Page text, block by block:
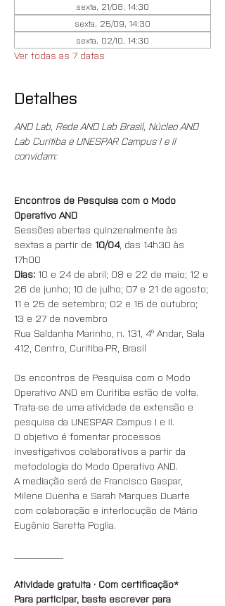
sexta, 21/08, 14:30
sexta, 25/09, 14:30
sexta, 02/10, 14:30
Ver todas as 7 datas
Detalhes
AND Lab, Rede AND Lab Brasil, Núcleo AND
Lab Curitiba e UNESPAR Campus I e II
convidam:
Encontros de Pesquisa com o Modo
Operativo AND
Sessões abertas quinzenalmente às
sextas a partir de 10/04, das 14h30 às
17h00
Dias: 10 e 24 de abril; 08 e 22 de maio; 12 e
26 de junho; 10 de julho; 07 e 21 de agosto;
11 e 25 de setembro; 02 e 16 de outubro;
13 e 27 de novembro
Rua Saldanha Marinho, n. 131, 4º Andar, Sala
412, Centro, Curitiba-PR, Brasil
Os encontros de Pesquisa com o Modo
Operativo AND em Curitiba estão de volta.
Trata-se de uma atividade de extensão e
pesquisa da UNESPAR Campus I e II.
O objetivo é fomentar processos
investigativos colaborativos a partir da
metodologia do Modo Operativo AND.
A mediação será de Francisco Gaspar,
Milene Duenha e Sarah Marques Duarte
com colaboração e interlocução de Mário
Eugênio Saretta Poglia.
Atividade gratuita · Com certificação*
Para participar, basta escrever para